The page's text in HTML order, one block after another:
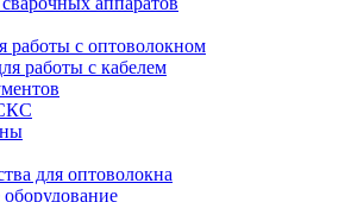
работы с оптоволокном
работы с кабелем
для оптоволокна